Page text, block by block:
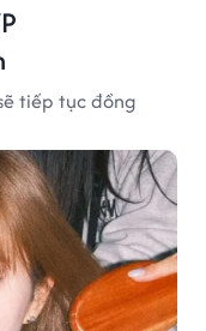
tiếp tục đồng